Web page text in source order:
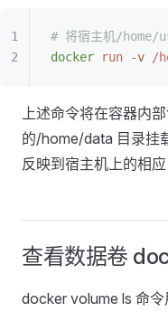
# 将宿主机/home/
docker run -v /
上述命令将在容器内
的/home/data 目录挂
反映到宿主机上的相
查看数据卷
docker volume ls 命